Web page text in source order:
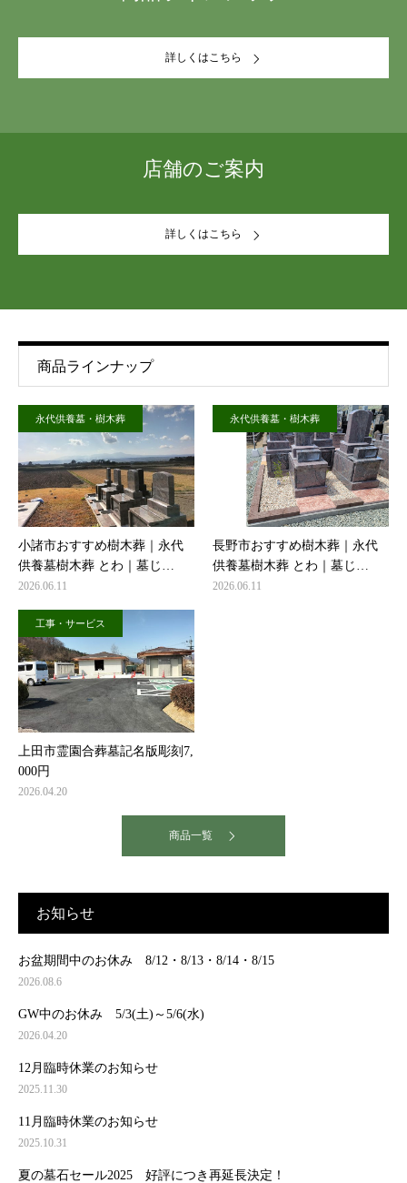
詳しくはこちら
店舗のご案内
詳しくはこちら
商品ラインナップ
永代供養墓・樹木葬
小諸市おすすめ樹木葬｜永代
供養墓樹木葬 とわ｜墓じ…
2026.06.11
永代供養墓・樹木葬
長野市おすすめ樹木葬｜永代
供養墓樹木葬 とわ｜墓じ…
2026.06.11
工事・サービス
上田市霊園合葬墓記名版彫刻7,
000円
2026.04.20
商品一覧
お知らせ
お盆期間中のお休み 8/12・8/13・8/14・8/15
2026.08.6
GW中のお休み 5/3(土)～5/6(水)
2026.04.20
12月臨時休業のお知らせ
2025.11.30
11月臨時休業のお知らせ
2025.10.31
夏の墓石セール2025 好評につき再延長決定！